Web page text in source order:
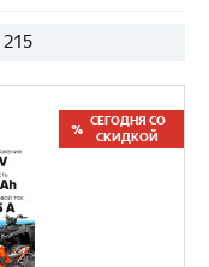
215
СЕГОДНЯ СО
СКИДКОЙ